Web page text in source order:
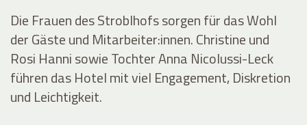
Die Frauen des Stroblhofs sorgen für das Wohl
der Gäste und Mitarbeiter:innen. Christine und
Rosi Hanni sowie Tochter Anna Nicolussi-Leck
führen das Hotel mit viel Engagement, Diskretion
und Leichtigkeit.